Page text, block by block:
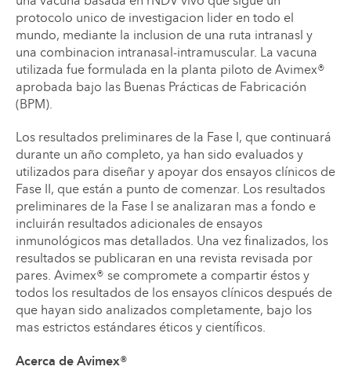
protocolo unico de investigacion lider en todo el
mundo, mediante la inclusion de una ruta intranasl y
una combinacion intranasal-intramuscular. La vacuna
utilizada fue formulada en la planta piloto de Avimex®
aprobada bajo las Buenas Prácticas de Fabricación
(BPM).
Los resultados preliminares de la Fase I, que continuará
durante un año completo, ya han sido evaluados y
utilizados para diseñar y apoyar dos ensayos clínicos de
Fase II, que están a punto de comenzar. Los resultados
preliminares de la Fase I se analizaran mas a fondo e
incluirán resultados adicionales de ensayos
inmunológicos mas detallados. Una vez finalizados, los
resultados se publicaran en una revista revisada por
pares. Avimex® se compromete a compartir éstos y
todos los resultados de los ensayos clínicos después de
que hayan sido analizados completamente, bajo los
mas estrictos estándares éticos y científicos.
Acerca de Avimex®